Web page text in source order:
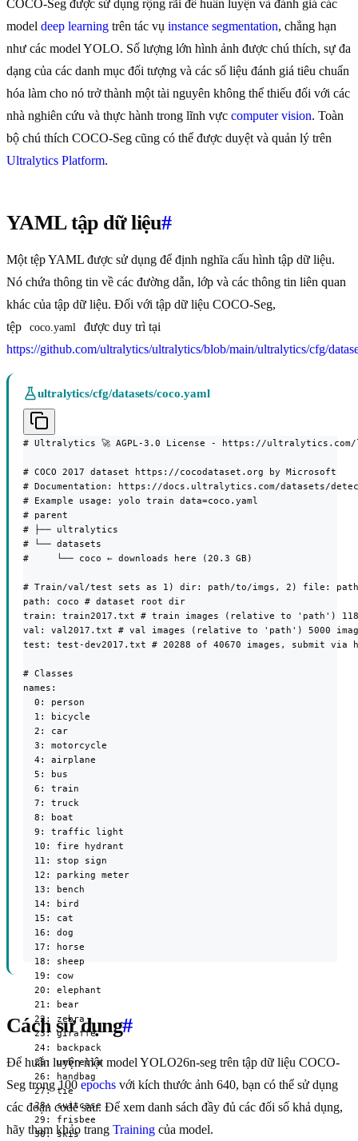
COCO-Seg được sử dụng rộng rãi để huấn luyện và đánh giá các
model deep learning trên tác vụ instance segmentation, chẳng hạn
như các model YOLO. Số lượng lớn hình ảnh được chú thích, sự đa
dạng của các danh mục đối tượng và các số liệu đánh giá tiêu chuẩn
hóa làm cho nó trở thành một tài nguyên không thể thiếu đối với các
nhà nghiên cứu và thực hành trong lĩnh vực computer vision. Toàn
bộ chú thích COCO-Seg cũng có thể được duyệt và quản lý trên
Ultralytics Platform.
YAML tập dữ liệu#
Một tệp YAML được sử dụng để định nghĩa cấu hình tập dữ liệu.
Nó chứa thông tin về các đường dẫn, lớp và các thông tin liên quan
khác của tập dữ liệu. Đối với tập dữ liệu COCO-Seg,
tệp
coco.yaml
được duy trì tại
https://github.com/ultralytics/ultralytics/blob/main/ultralytics/cfg/
ultralytics/cfg/datasets/coco.yaml
# Ultralytics 🚀 AGPL-3.0 License - https://ultralytics.com/
# COCO 2017 dataset https://cocodataset.org by Microsoft
# Documentation: https://docs.ultralytics.com/datasets/
# Example usage: yolo train data=coco.yaml
# parent
# ├── ultralytics
# └── datasets
#     └── coco ← downloads here (20.3 GB)
# Train/val/test sets as 1) dir: path/to/imgs, 2) file:
path: coco # dataset root dir
train: train2017.txt # train images (relative to 'path')
val: val2017.txt # val images (relative to 'path') 5000
test: test-dev2017.txt # 20288 of 40670 images, submit via
# Classes
names:
  0: person
  1: bicycle
  2: car
  3: motorcycle
  4: airplane
  5: bus
  6: train
  7: truck
  8: boat
  9: traffic light
  10: fire hydrant
  11: stop sign
  12: parking meter
  13: bench
  14: bird
  15: cat
  16: dog
  17: horse
  18: sheep
  19: cow
  20: elephant
  21: bear
  22: zebra
  23: giraffe
  24: backpack
  25: umbrella
  26: handbag
  27: tie
  28: suitcase
  29: frisbee
  30: skis
Cách sử dụng#
Để huấn luyện một model YOLO26n-seg trên tập dữ liệu COCO-
Seg trong 100 epochs với kích thước ảnh 640, bạn có thể sử dụng
các đoạn code sau. Để xem danh sách đầy đủ các đối số khả dụng,
hãy tham khảo trang Training của model.